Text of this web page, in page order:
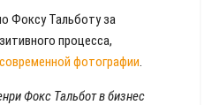
Фоксу Тальботу за
процесса,
современной фотографии.
Фокс Тальбот в бизнес